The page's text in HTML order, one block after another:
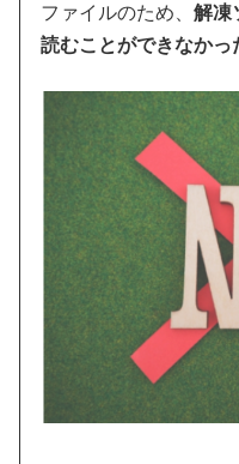
ファイルのため、解凍
読むことができなかっ